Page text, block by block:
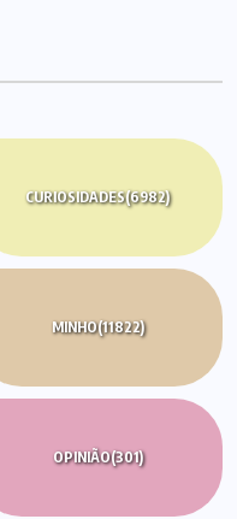
CURIOSIDADES(6982)
MINHO(11822)
OPINIÃO(301)